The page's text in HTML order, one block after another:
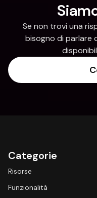
Se non trovi una
bisogno di parlare
Categorie
Risorse
Funzionalità